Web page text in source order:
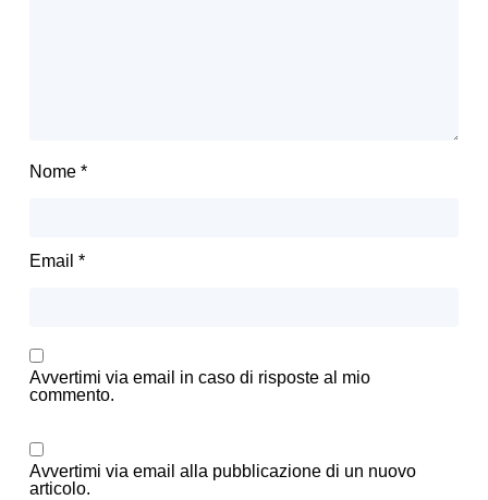
Nome *
Email *
Avvertimi via email in caso di risposte al mio
commento.
Avvertimi via email alla pubblicazione di un nuovo
articolo.